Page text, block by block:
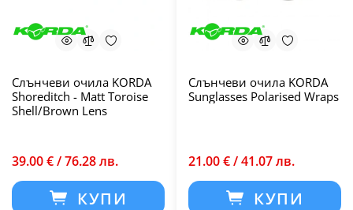
Слънчеви очила KORDA
Shoreditch - Matt Toroise
Shell/Brown Lens
39.00 € / 76.28 лв.
КУПИ
Слънчеви очила KORDA
Sunglasses Polarised Wraps
21.00 € / 41.07 лв.
КУПИ